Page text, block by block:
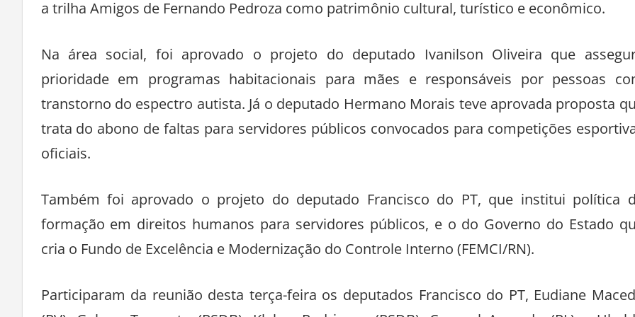
a trilha Amigos de Fernando Pedroza como patrimônio cultural, turístico e econômico.
Na área social, foi aprovado o projeto do deputado Ivanilson Oliveira que
prioridade em programas habitacionais para mães e responsáveis por pessoas
transtorno do espectro autista. Já o deputado Hermano Morais teve aprovada proposta
trata do abono de faltas para servidores públicos convocados para competições
oficiais.
Também foi aprovado o projeto do deputado Francisco do PT, que institui política
formação em direitos humanos para servidores públicos, e o do Governo do Estado
cria o Fundo de Excelência e Modernização do Controle Interno (FEMCI/RN).
Participaram da reunião desta terça-feira os deputados Francisco do PT, Eudiane